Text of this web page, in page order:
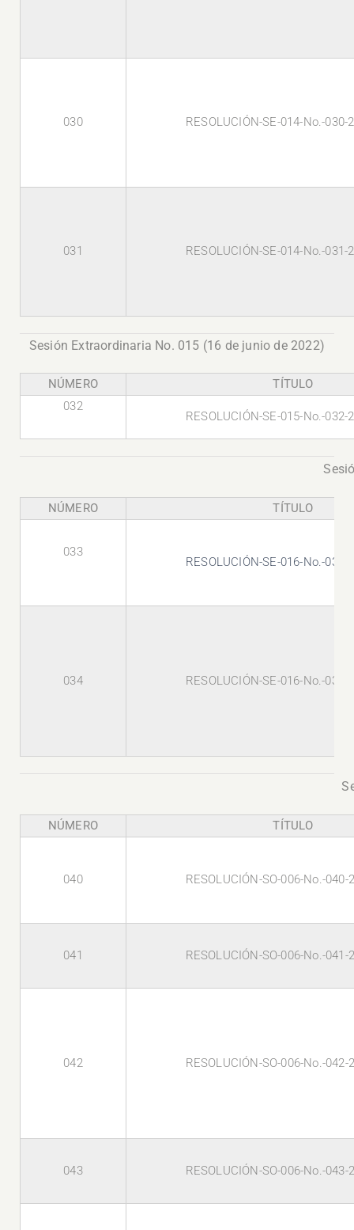
030 RESOLUCIÓN-SE-014-No.-030-
031 RESOLUCIÓN-SE-014-No.-031-
Sesión Extraordinaria No. 015 (16 de junio de 2022)
NÚMERO
TÍTULO
032
RESOLUCIÓN-SE-015-No.-032-
NÚMERO TÍTULO
033
RESOLUCIÓN-SE-016-No.-033-
034 RESOLUCIÓN-SE-016-No.-034-
NÚMERO TÍTULO
040 RESOLUCIÓN-SO-006-No.-040-
041 RESOLUCIÓN-SO-006-No.-041-
042 RESOLUCIÓN-SO-006-No.-042-
043 RESOLUCIÓN-SO-006-No.-043-